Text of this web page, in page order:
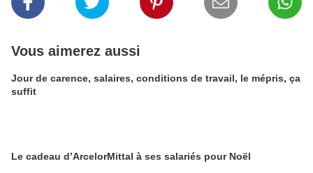
Vous aimerez aussi
Jour de carence, salaires, conditions de travail, le mépris, ça
suffit
Le cadeau d’ArcelorMittal à ses salariés pour Noël